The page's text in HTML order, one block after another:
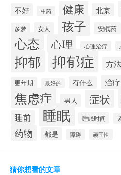
不好 中药 健康 北京
多梦 女人 孩子 安眠药
心态 心理 心理治疗
抑郁 抑郁症 方法
更年期
最好的 有什么 治
焦虑症 男人 症状
睡前 睡眠 睡眠时间
药物 都是 障碍 顽固性
猜你想看的文章